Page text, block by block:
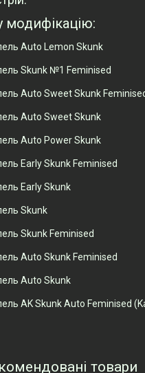
модифікацію:
Auto Lemon Skunk
Skunk №1 Feminised
Auto Sweet Skunk
Auto Sweet Skunk
Auto Power Skunk
Early Skunk Feminised
Early Skunk
Skunk
Skunk Feminised
Auto Skunk Feminised
Auto Skunk
AK Skunk Auto Feminised
товари